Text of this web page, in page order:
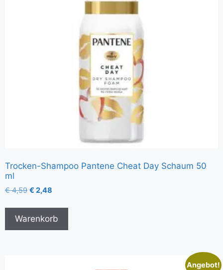
Trocken-Shampoo Pantene Cheat Day Schaum 50
ml
€4,59 € 2,48
Warenkorb
Angebot!